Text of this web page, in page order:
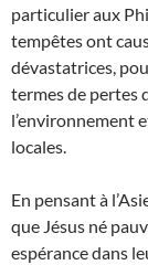
particulier aux
tempêtes ont
dévastatrices,
termes de pertes
l’environnement
locales.
En pensant à
que Jésus né
espérance dans